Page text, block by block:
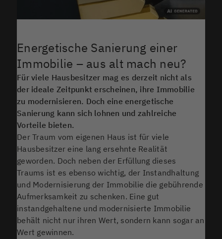
Energetische Sanierung einer
Immobilie – aus alt mach neu?
Für viele Hausbesitzer mag es derzeit nicht als
der ideale Zeitpunkt erscheinen, ihre Immobilie
zu modernisieren. Doch eine energetische
Sanierung kann sich lohnen und zahlreiche
Vorteile bieten.
Der Traum vom eigenen Haus ist für viele
Hausbesitzer eine lang ersehnte Realität
geworden. Doch neben der Erfüllung dieses
Traums ist es ebenso wichtig, der Instandhaltung
und Modernisierung der Immobilie die gebührende
Aufmerksamkeit zu schenken. Eine gut
instandgehaltene und modernisierte Immobilie
behält nicht nur ihren Wert, sondern kann sogar an
Wert gewinnen.